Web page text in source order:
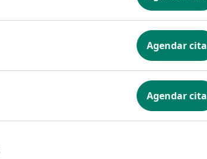
Agendar cita
Agendar cita